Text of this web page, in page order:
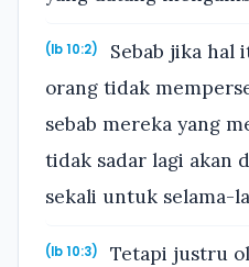
(Ib 10:2)
Sebab jika hal
orang tidak
sebab mereka yang
tidak sadar lagi akan
sekali untuk selama-
(Ib 10:3)
Tetapi justru